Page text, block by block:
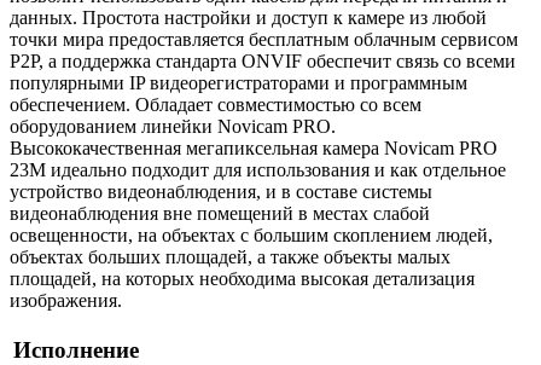
данных. Простота настройки и доступ к камере из любой
точки мира предоставляется бесплатным облачным сервисом
P2P, а поддержка стандарта ONVIF обеспечит связь со всеми
популярными IP видеорегистраторами и программным
обеспечением. Обладает совместимостью со всем
оборудованием линейки Novicam PRO.
Высококачественная мегапиксельная камера Novicam PRO
23M идеально подходит для использования и как отдельное
устройство видеонаблюдения, и в составе системы
видеонаблюдения вне помещений в местах слабой
освещенности, на объектах с большим скоплением людей,
объектах больших площадей, а также объекты малых
площадей, на которых необходима высокая детализация
изображения.
Исполнение